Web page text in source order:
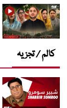
کالم / تجزیہ